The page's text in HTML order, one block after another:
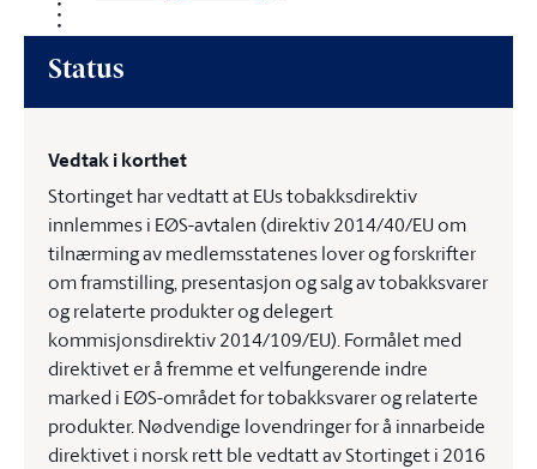
Status
Vedtak i korthet
Stortinget har vedtatt at EUs tobakksdirektiv
innlemmes i EØS-avtalen (direktiv 2014/40/EU om
tilnærming av medlemsstatenes lover og forskrifter
om framstilling, presentasjon og salg av tobakksvarer
og relaterte produkter og delegert
kommisjonsdirektiv 2014/109/EU). Formålet med
direktivet er å fremme et velfungerende indre
marked i EØS-området for tobakksvarer og relaterte
produkter. Nødvendige lovendringer for å innarbeide
direktivet i norsk rett ble vedtatt av Stortinget i 2016